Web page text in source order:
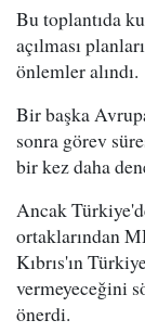
Bu toplantıda
açılması
önlemler alındı.
Bir başka
sonra görev
bir kez daha
Ancak
ortaklarından
Kıbrıs'ın
vermeyeceğini
önerdi.